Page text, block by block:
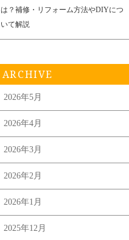
は？補修・リフォーム方法やDIYにつ
いて解説
ARCHIVE
2026年5月
2026年4月
2026年3月
2026年2月
2026年1月
2025年12月